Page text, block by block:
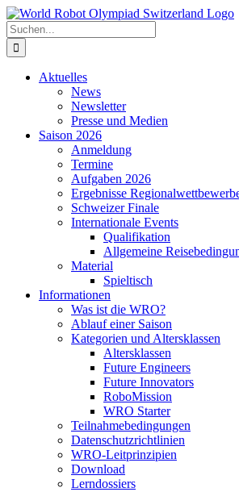
Zum
Inhalt
springen
Suche
nach:
Aktuelles
News
Newsletter
Presse und Medien
Saison 2026
Anmeldung
Termine
Aufgaben 2026
Ergebnisse
Schweizer Finale
Internationale Events
Qualifikation
Allgemeine
Material
Spieltisch
Informationen
Was ist die WRO?
Ablauf einer Saison
Kategorien und Altersklassen
Altersklassen
Future Engineers
Future Innovators
RoboMission
WRO Starter
Teilnahmebedingungen
Datenschutzrichtlinien
WRO-Leitprinzipien
Download
Lerndossiers